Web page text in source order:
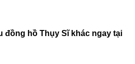
đồng hồ Thụy Sĩkhác ngay tại